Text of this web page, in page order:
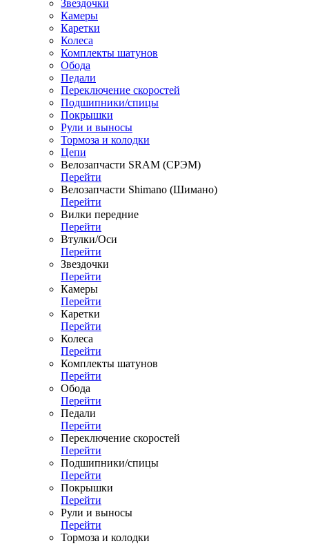
Звездочки
Камеры
Каретки
Колеса
Комплекты шатунов
Обода
Педали
Переключение скоростей
Подшипники/спицы
Покрышки
Рули и выносы
Тормоза и колодки
Цепи
Велозапчасти SRAM (СРЭМ)
Перейти
Велозапчасти Shimano (Шимано)
Перейти
Вилки передние
Перейти
Втулки/Оси
Перейти
Звездочки
Перейти
Камеры
Перейти
Каретки
Перейти
Колеса
Перейти
Комплекты шатунов
Перейти
Обода
Перейти
Педали
Перейти
Переключение скоростей
Перейти
Подшипники/спицы
Перейти
Покрышки
Перейти
Рули и выносы
Перейти
Тормоза и колодки